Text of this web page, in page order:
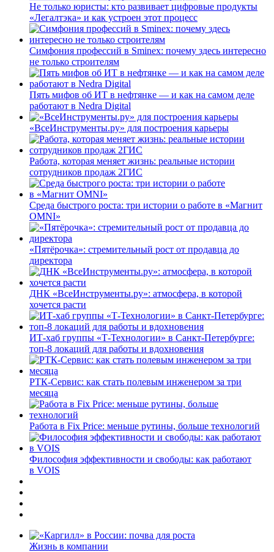
Не только юристы: кто развивает цифровые продукты
«Легалтэка» и как устроен этот процесс
Симфония профессий в Sminex: почему здесь интересно
не только строителям
Пять мифов об ИТ в нефтянке — и как на самом деле
работают в Nedra Digital
«ВсеИнструменты.ру» для построения карьеры
Работа, которая меняет жизнь: реальные истории
сотрудников продаж 2ГИС
Среда быстрого роста: три истории о работе в «Магнит
OMNI»
«Пятёрочка»: стремительный рост от продавца до
директора
ДНК «ВсеИнструменты.ру»: атмосфера, в которой
хочется расти
ИТ-хаб группы «Т-Технологии» в Санкт-Петербурге:
топ-8 локаций для работы и вдохновения
РТК-Сервис: как стать полевым инженером за три
месяца
Работа в Fix Price: меньше рутины, больше технологий
Философия эффективности и свободы: как работают
в VOIS
Жизнь в компании